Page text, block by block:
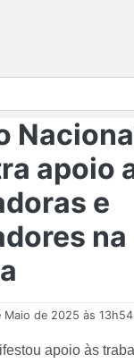
apoio
e
na
Maio de 2025 às
apoio às